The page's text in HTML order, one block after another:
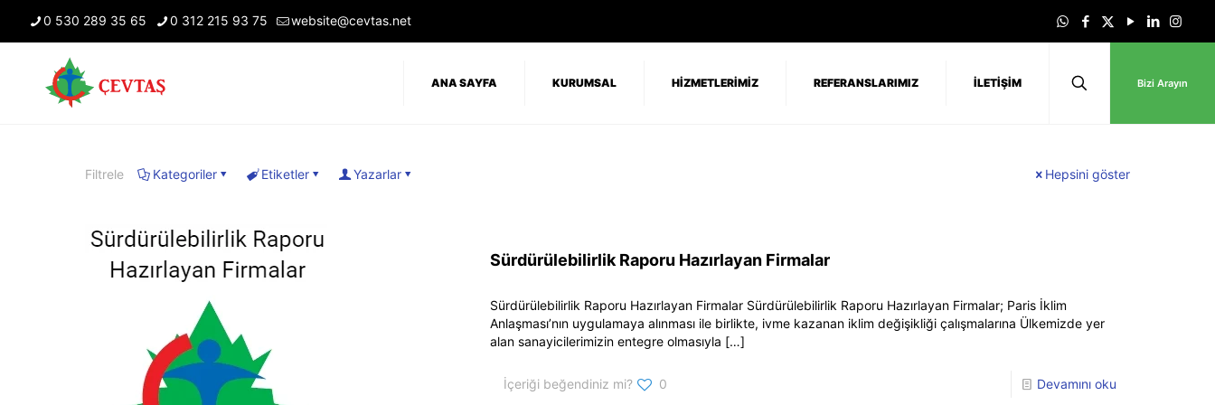
0 530 289 35 65 0 312 215 93 75 website@cevtas.net
ANA SAYFA KURUMSAL HİZMETLERİMİZ REFERANSLARIMIZ İLETİŞİM Bizi Arayın
Filtrele Kategoriler Etiketler Yazarlar Hepsini göster
Sürdürülebilirlik Raporu Hazırlayan Firmalar
Sürdürülebilirlik Raporu Hazırlayan Firmalar Sürdürülebilirlik Raporu Hazırlayan Firmalar; Paris İklim
Anlaşması’nın uygulamaya alınması ile birlikte, ivme kazanan iklim değişikliği çalışmalarına Ülkemizde yer
alan sanayicilerimizin entegre olmasıyla […]
İçeriği beğendiniz mi? 0 Devamını oku